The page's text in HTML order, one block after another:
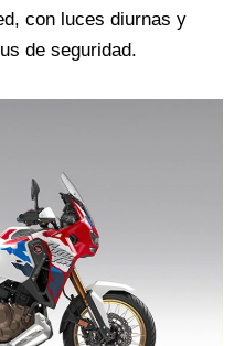
con luces diurnas y
de seguridad.